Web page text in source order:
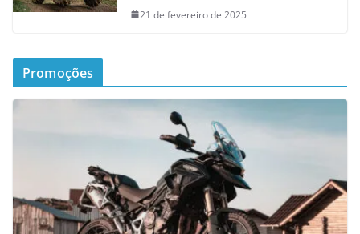
21 de fevereiro de 2025
Promoções